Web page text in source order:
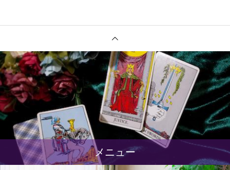
メニュー